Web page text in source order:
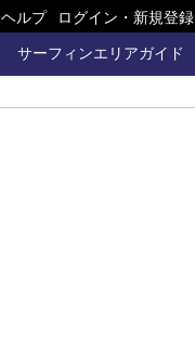
ヘルプ ログイン・新規登録
サーフィンエリアガイド